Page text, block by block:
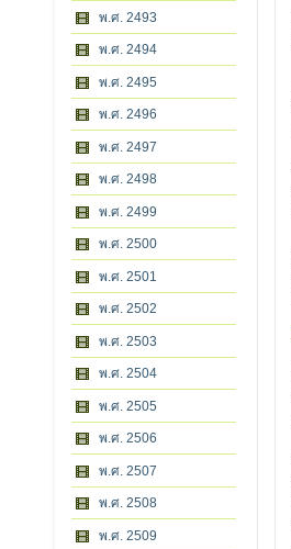
พ.ศ. 2493
พ.ศ. 2494
พ.ศ. 2495
พ.ศ. 2496
พ.ศ. 2497
พ.ศ. 2498
พ.ศ. 2499
พ.ศ. 2500
พ.ศ. 2501
พ.ศ. 2502
พ.ศ. 2503
พ.ศ. 2504
พ.ศ. 2505
พ.ศ. 2506
พ.ศ. 2507
พ.ศ. 2508
พ.ศ. 2509